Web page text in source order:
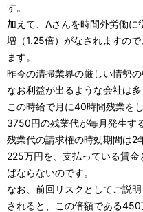
す。
加えて、Aさんを時間外労働
増（1.25倍）がなされますの
ます。
昨今の清掃業界の厳しい情勢
なお利益が出るような会社は多
この時給で月に40時間残業を
3750円の残業代が毎月発生す
残業代の請求権の時効期間は
225万円を、支払っている賃
ばならないのです。
なお、前回リスクとしてご説
されると、この倍額である